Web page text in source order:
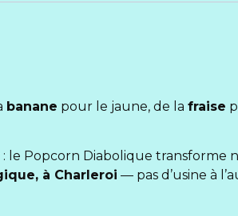
banane pour le jaune, de la fraise
le Popcorn Diabolique transforme
à Charleroi — pas d’usine à